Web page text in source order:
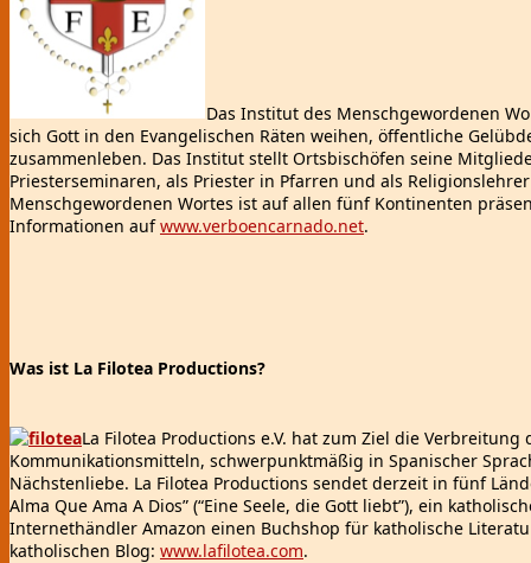
Das Institut des Menschgewordenen
sich Gott in den Evangelischen Räten weihen, öffentliche
zusammenleben. Das Institut stellt Ortsbischöfen seine
Priesterseminaren, als Priester in Pfarren und als
Menschgewordenen Wortes ist auf allen fünf Kontinenten
Informationen aufwww.verboencarnado.net.
Was ist La Filotea Productions?
La Filotea Productions e.V. hat zum Ziel die Verbreitung
Kommunikationsmitteln, schwerpunktmäßig in Spanischer
Nächstenliebe. La Filotea Productions sendet derzeit in fünf
Alma Que Ama A Dios” (“Eine Seele, die Gott liebt”), ein
Internethändler Amazon einen Buchshop für katholische
katholischen Blog: www.lafilotea.com.